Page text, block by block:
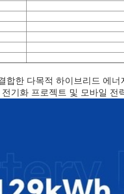
한 다목적 하이브리드 에
기화 프로젝트 및 모바일 전